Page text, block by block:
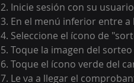
2. Inicie sesión con su
3. En el menú inferior entre a
4. Seleccione el ícono de
5. Toque la imagen del
6. Toque el ícono verde del
7. Le va a llegar el